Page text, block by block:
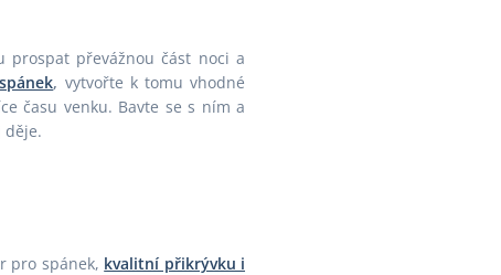
prospat převážnou část noci a
, vytvořte k tomu vhodné
času venku. Bavte se s ním a
děje.
pro spánek, kvalitní přikrývku i